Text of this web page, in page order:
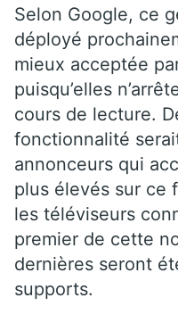
Selon Google, ce
déployé
mieux acceptée
puisqu’elles
cours de lecture.
fonctionnalité
annonceurs qui
plus élevés sur ce
les téléviseurs
premier de cette
dernières seront
supports.